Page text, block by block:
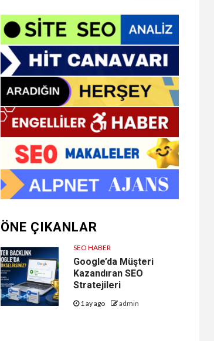
ÖNE ÇIKANLAR
SEO HABER
Google’da Müşteri
Kazandıran SEO
Stratejileri
1 ay ago admin